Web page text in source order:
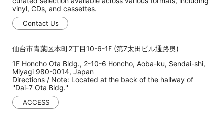
vinyl, CDs, and cassettes.
Contact Us
仙台市青葉区本町2丁目10-6-1F (第7太田ビル通路奥)
1F Honcho Ota Bldg., 2-10-6 Honcho, Aoba-ku, Sendai-shi,
Miyagi 980-0014, Japan
Directions / Note: Located at the back of the hallway of
''Dai-7 Ota Bldg.''
ACCESS